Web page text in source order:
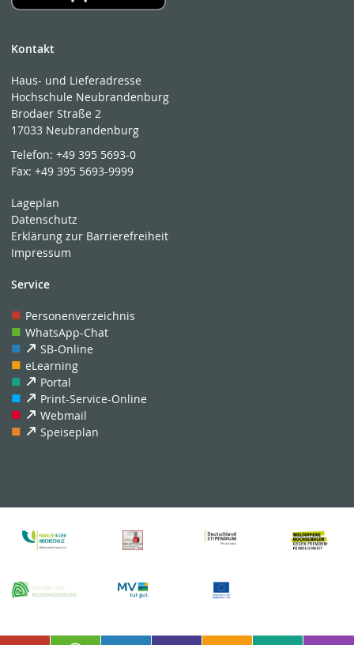
Kontakt
Haus- und Lieferadresse
Hochschule Neubrandenburg
Brodaer Straße 2
17033 Neubrandenburg
Telefon:+49 395 5693-0
Fax:+49 395 5693-9999
Lageplan
Datenschutz
Erklärung zur Barrierefreiheit
Impressum
Service
Personenverzeichnis
WhatsApp-Chat
SB-Online
eLearning
Portal
Print-Service-Online
Webmail
Speiseplan